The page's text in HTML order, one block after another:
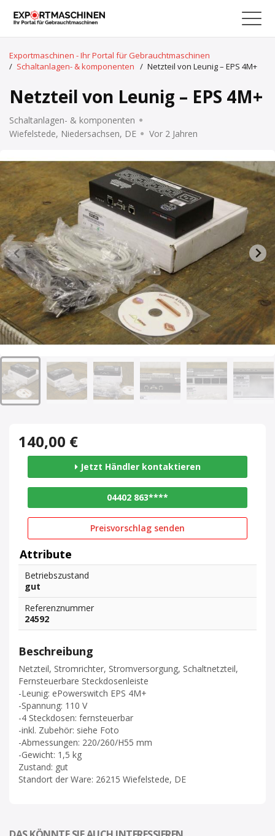
Exportmaschinen - Ihr Portal für Gebrauchtmaschinen
/ Schaltanlagen- & komponenten / Netzteil von Leunig – EPS 4M+
Netzteil von Leunig – EPS 4M+
Schaltanlagen- & komponenten
Wiefelstede, Niedersachsen, DE
Vor 2 Jahren
140,00 €
Jetzt Händler kontaktieren
04402 863****
Preisvorschlag senden
Attribute
Betriebszustand
gut
Referenznummer
24592
Beschreibung
Netzteil, Stromrichter, Stromversorgung, Schaltnetzteil,
Fernsteuerbare Steckdosenleiste
-Leunig: ePowerswitch EPS 4M+
-Spannung: 110 V
-4 Steckdosen: fernsteuerbar
-inkl. Zubehör: siehe Foto
-Abmessungen: 220/260/H55 mm
-Gewicht: 1,5 kg
Zustand: gut
Standort der Ware: 26215 Wiefelstede, DE